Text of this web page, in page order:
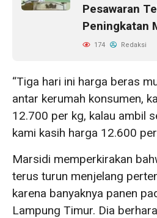
Pesawaran
Peningkatan
174 Redaksi
“Tiga hari ini harga beras
antar kerumah konsumen,
12.700 per kg, kalau ambil
kami kasih harga 12.600
Marsidi memperkirakan
terus turun menjelang
karena banyaknya panen
Lampung Timur. Dia